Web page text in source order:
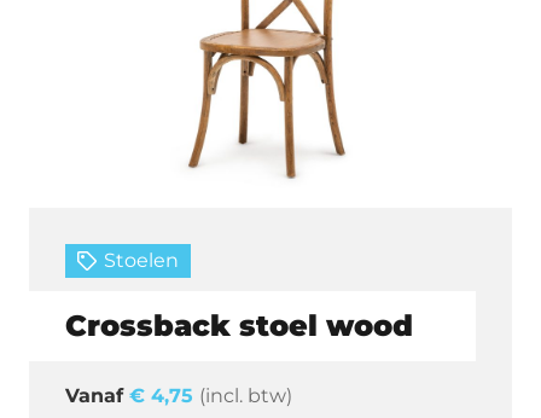
Stoelen
Crossback stoel wood
€ 4,75 (incl. btw)